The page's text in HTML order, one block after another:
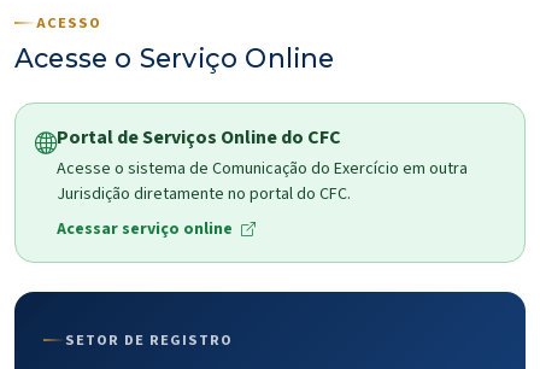
ACESSO
Acesse o Serviço Online
Portal de Serviços Online do CFC
Acesse o sistema de Comunicação do Exercício em outra
Jurisdição diretamente no portal do CFC.
Acessar serviço online
SETOR DE REGISTRO